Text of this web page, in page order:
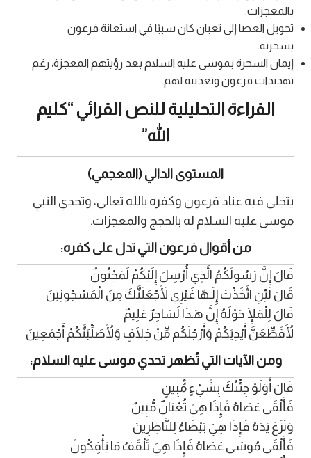
بالمعجزات.
تحويل العصا إلى ثعبان كان سببًا في استعانة فرعون
بسحرته.
إيمان السحرة بموسى عليه السلام بعد رؤيتهم المعجزة، رغم
تهديدات فرعون وتعذيبه لهم.
القراءة التحليلية للنص القرائي “كليم
الله”
المستوى الدالي (المعجمي)
يتجلى فيه عناد فرعون وكفره بالله تعالى، وتحدي النبي
موسى عليه السلام له بالحجج والمعجزات.
من أقوال فرعون التي تدل على كفره:
قَالَ إِنَّ رَسُولَكُمُ الَّذِي أُرْسِلَ إِلَيْكُمْ لَمَجْنُونٌ
قَالَ لَئِنِ اتَّخَذْتَ إِلَـهًا غَيْرِي لَأَجْعَلَنَّكَ مِنَ الْمَسْجُونِينَ
قَالَ لِلْمَلَإِ حَوْلَهُ إِنَّ هَـذَا لَسَاحِرٌ عَلِيمٌ
لَأُقَطِّعَنَّ أَيْدِيَكُمْ وَأَرْجُلَكُم مِّنْ خِلَافٍ وَلَأُصَلِّبَنَّكُمْ أَجْمَعِينَ
ومن الآيات التي تُظهر تحدي موسى عليه السلام:
قَالَ أَوَلَوْ جِئْتُكَ بِشَيْءٍ مُّبِينٍ
فَأَلْقَى عَصَاهُ فَإِذَا هِيَ ثُعْبَانٌ مُّبِينٌ
وَنَزَعَ يَدَهُ فَإِذَا هِيَ بَيْضَاءُ لِلنَّاظِرِينَ
فَأَلْقَى مُوسَى عَصَاهُ فَإِذَا هِيَ تَلْقَفُ مَا يَأْفِكُونَ